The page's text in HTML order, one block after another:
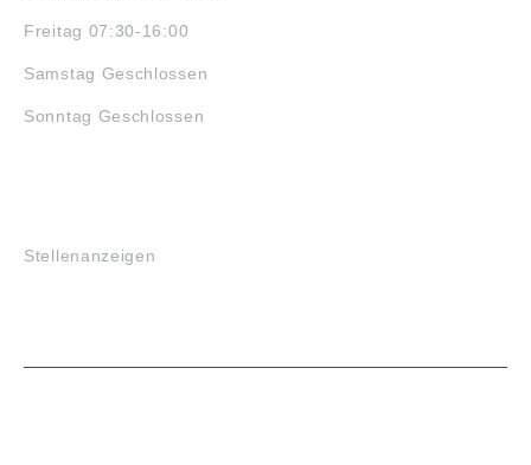
Freitag 07:30-16:00
Samstag Geschlossen
Sonntag Geschlossen
Stellenanzeigen